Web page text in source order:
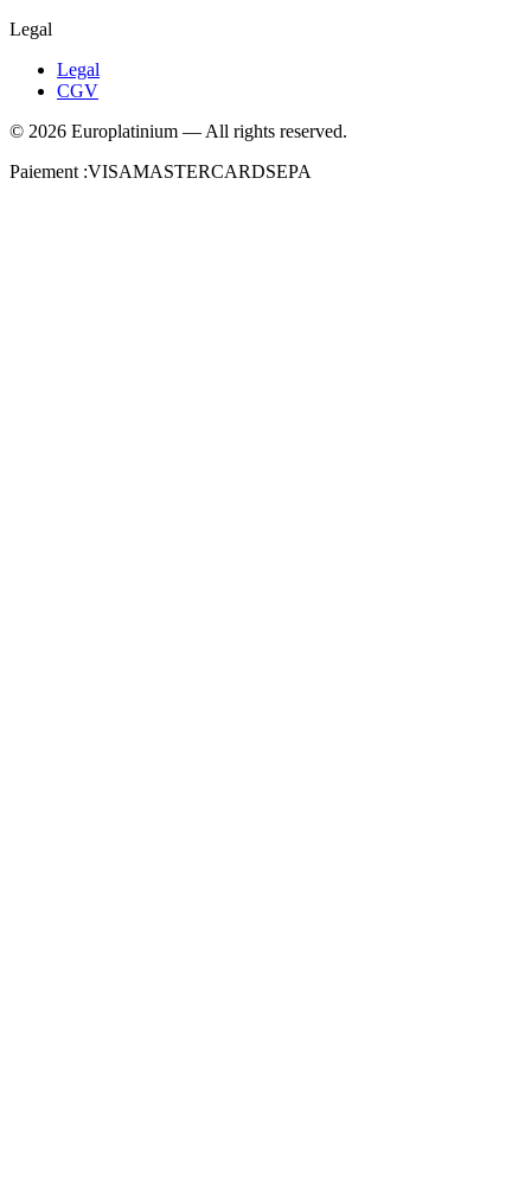
Legal
Legal
CGV
© 2026 Europlatinium — All rights reserved.
Paiement :VISAMASTERCARDSEPA